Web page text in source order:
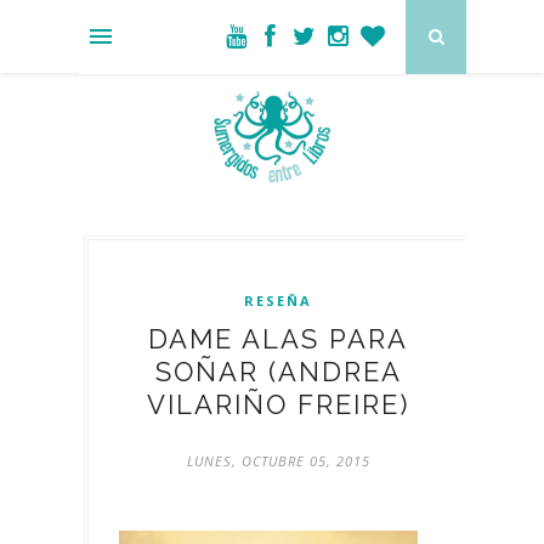
RESEÑA
DAME ALAS PARA
SOÑAR (ANDREA
VILARIÑO FREIRE)
LUNES, OCTUBRE 05, 2015